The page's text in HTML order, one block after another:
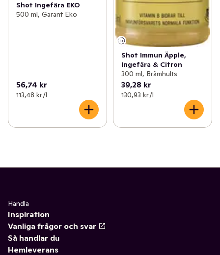
Shot Ingefära EKO
500 ml, Garant Eko
56,74 kr
113,48 kr /l
Shot Immun Äpple,
Ingefära & Citron
300 ml, Brämhults
39,28 kr
130,93 kr /l
Handla
Inspiration
Vanliga frågor och svar
Så handlar du
Hemleverans